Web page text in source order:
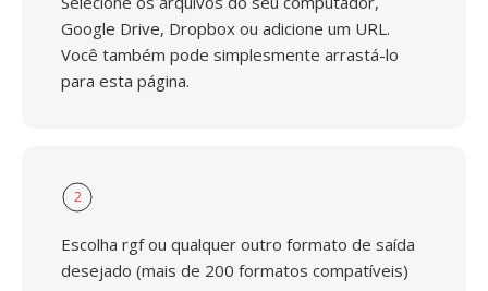
Google Drive, Dropbox ou adicione um URL.
Você também pode simplesmente arrastá-lo
para esta página.
2
Escolha rgf ou qualquer outro formato de saída
desejado (mais de 200 formatos compatíveis)